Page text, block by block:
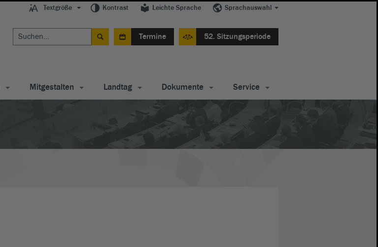
Textgröße Kontrast Leichte Sprache Sprachauswahl
Termine 52. Sitzungsperiode
Mitgestalten Landtag Dokumente Service